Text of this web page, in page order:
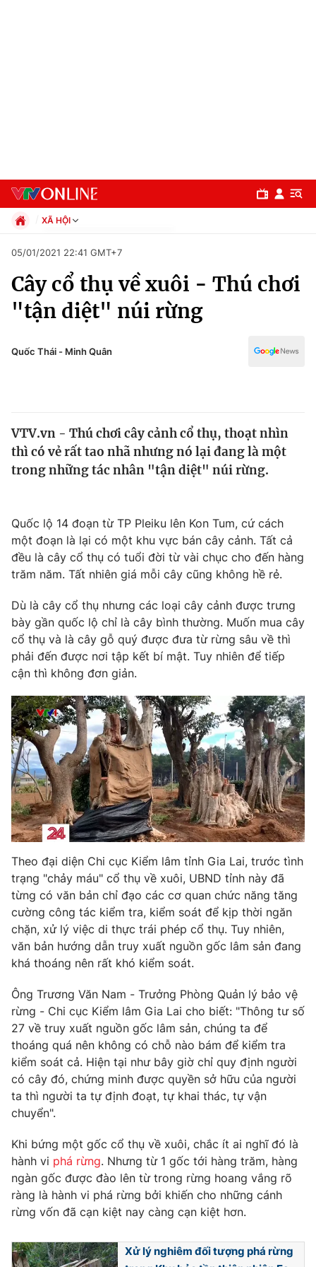
Chuyên mục
Chính trị
Y tế
Tin tức
Thế giới đó đây
Câu chuyện quốc tế
Kinh tế
Tài chính
Thị trường
Góc doanh nghiệp
Dữ liệu và đời sống
Truyền hình
Phim VTV
Hậu trường
Nhân vật
Khán giả
Giải sao mai
Giải trí
Điện ảnh
Âm nhạc
Sao
Du lịch
Làm đẹp
Chất lượng cuộc sống
Giáo dục
Tuyển sinh
Học trực tuyến
Công nghệ
Hitech Công nghệ tương lai
Sản phẩm
Thị trường
Tư vấn
Giao lưu trực tuyến
Lịch phát sóng
Chuyên mục khác
Emagazine Podcast
Video Shorts video
VTV Money VTV Thể thao
VTV Sức khoẻ Bất động sản
Thị trường 24h Tấm lòng Việt
VTV4 Vươn mình bằng AI
VTV9 VTV8
Liên hệ tòa soạn English
XÃ HỘI
Xã hội
Pháp luật
Thể thao
Văn hóa - Giải trí
Giáo dục
05/01/2021 22:41 GMT+7
Cây cổ thụ về xuôi - Thú chơi
"tận diệt" núi rừng
Quốc Thái - Minh Quân
VTV.vn - Thú chơi cây cảnh cổ thụ, thoạt nhìn
thì có vẻ rất tao nhã nhưng nó lại đang là một
trong những tác nhân "tận diệt" núi rừng.
Quốc lộ 14 đoạn từ TP Pleiku lên Kon Tum, cứ cách
một đoạn là lại có một khu vực bán cây cảnh. Tất cả
đều là cây cổ thụ có tuổi đời từ vài chục cho đến hàng
trăm năm. Tất nhiên giá mỗi cây cũng không hề rẻ.
Dù là cây cổ thụ nhưng các loại cây cảnh được trưng
bày gần quốc lộ chỉ là cây bình thường. Muốn mua cây
cổ thụ và là cây gỗ quý được đưa từ rừng sâu về thì
phải đến được nơi tập kết bí mật. Tuy nhiên để tiếp
cận thì không đơn giản.
Theo đại diện Chi cục Kiểm lâm tỉnh Gia Lai, trước tình
trạng "chảy máu" cổ thụ về xuôi, UBND tỉnh này đã
từng có văn bản chỉ đạo các cơ quan chức năng tăng
cường công tác kiểm tra, kiểm soát để kịp thời ngăn
chặn, xử lý việc di thực trái phép cổ thụ. Tuy nhiên,
văn bản hướng dẫn truy xuất nguồn gốc lâm sản đang
khá thoáng nên rất khó kiểm soát.
Ông Trương Văn Nam - Trưởng Phòng Quản lý bảo vệ
rừng - Chi cục Kiểm lâm Gia Lai cho biết: "Thông tư số
27 về truy xuất nguồn gốc lâm sản, chúng ta để
thoáng quá nên không có chỗ nào bám để kiểm tra
kiểm soát cả. Hiện tại như bây giờ chỉ quy định người
có cây đó, chứng minh được quyền sở hữu của người
ta thì người ta tự định đoạt, tự khai thác, tự vận
chuyển".
Khi bứng một gốc cổ thụ về xuôi, chắc ít ai nghĩ đó là
hành vi phá rừng. Nhưng từ 1 gốc tới hàng trăm, hàng
ngàn gốc được đào lên từ trong rừng hoang vắng rõ
ràng là hành vi phá rừng bởi khiến cho những cánh
rừng vốn đã cạn kiệt nay càng cạn kiệt hơn.
Xử lý nghiêm đối tượng phá rừng